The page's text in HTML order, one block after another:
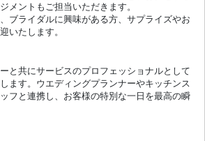
メントもご担当いただきます。
ブライダルに興味がある方、サプライズやお
いたします。
と共にサービスのプロフェッショナルとして
ます。ウエディングプランナーやキッチンス
フと連携し、お客様の特別な一日を最高の瞬